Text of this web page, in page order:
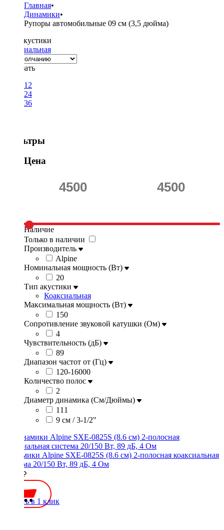
Главная•
Динамики•
Рупоры автомобильные 09 см (3,5 дюйма)
Тип акустики
Коаксиальная
Показать
12
24
36
Фильтры
Цена
Наличие
Только в наличии
Производитель
Alpine
Номинальная мощность (Вт)
20
Тип акустики
Коаксиальная
Максимальная мощность (Вт)
150
Сопротивление звуковой катушки (Ом)
4
Чувствительность (дБ)
89
Диапазон частот от (Гц)
120-16000
Количество полос
2
Диаметр динамика (См/Дюймы)
111
9 см / 3-1/2"
Динамики Alpine SXE-0825S (8.6 см) 2-полосная коаксиальная
система 20/150 Вт, 89 дБ, 4 Ом
4500 ₽
Купить в 1 клик